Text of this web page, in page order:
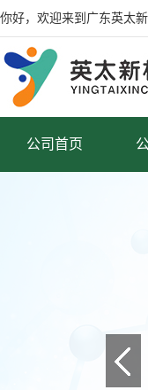
你好，欢迎来到广东英太
公司首页